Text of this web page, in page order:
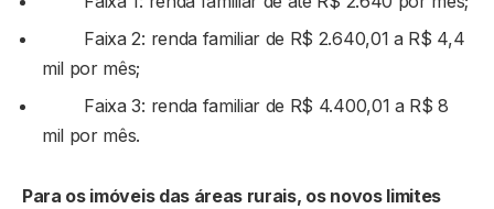
Faixa 2: renda familiar de R$ 2.640,01 a R$ 4,4
mil por mês;
Faixa 3: renda familiar de R$ 4.400,01 a R$ 8
mil por mês.
Para os imóveis das áreas rurais, os novos limites